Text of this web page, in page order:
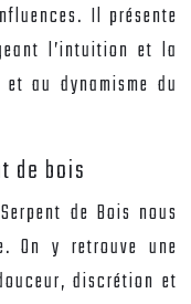
Il présente
l’intuition et la
au dynamisme du
de bois
de Bois nous
On y retrouve une
discrétion et